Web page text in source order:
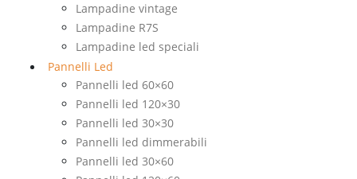
Lampadine vintage
Lampadine R7S
Lampadine led speciali
Pannelli Led
Pannelli led 60×60
Pannelli led 120×30
Pannelli led 30×30
Pannelli led dimmerabili
Pannelli led 30×60